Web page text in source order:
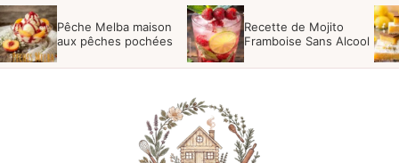
Aller
au
contenu
Pêche Melba maison
aux pêches pochées
Recette de Mojito
Framboise Sans Alcool